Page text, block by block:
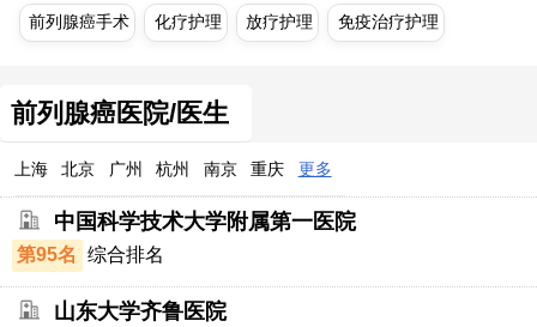
前列腺癌手术 化疗护理 放疗护理 免疫治疗护理
前列腺癌医院/医生
上海 北京 广州 杭州 南京 重庆 更多
中国科学技术大学附属第一医院
第95名 综合排名
山东大学齐鲁医院